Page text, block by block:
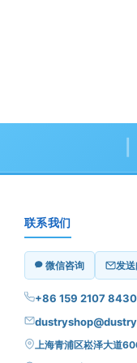
联系我们
微信咨询 发
+86 159 2107 8430
上海青浦区崧泽大道